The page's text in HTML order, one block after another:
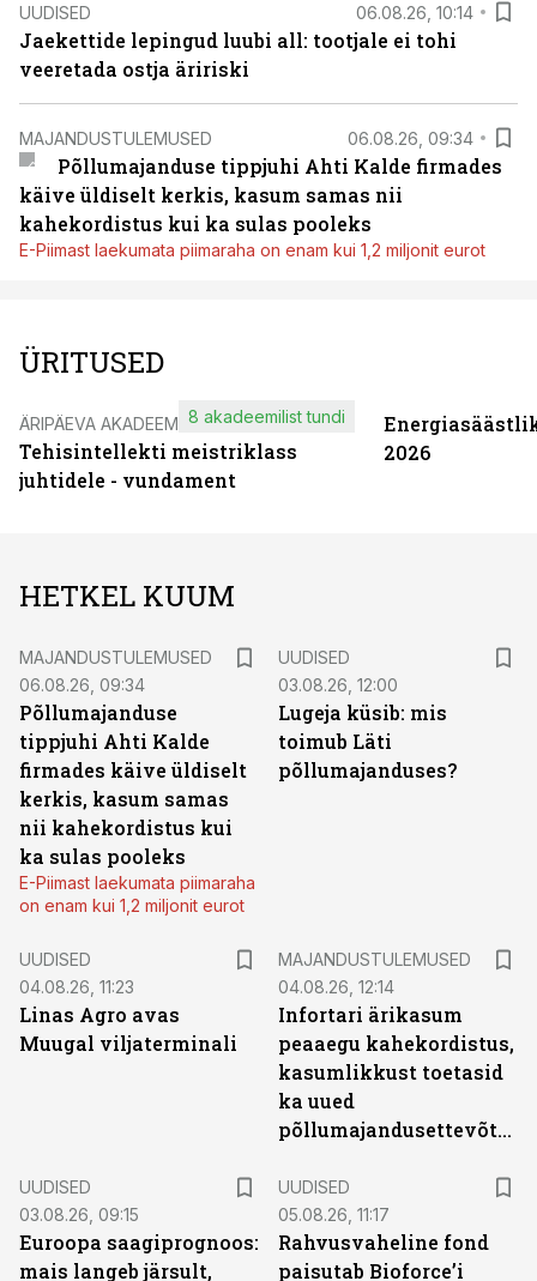
UUDISED 06.08.26, 10:14
Jaekettide lepingud luubi all: tootjale ei tohi
veeretada ostja äririski
MAJANDUSTULEMUSED 06.08.26, 09:34
Põllumajanduse tippjuhi Ahti Kalde firmades
käive üldiselt kerkis, kasum samas nii
kahekordistus kui ka sulas pooleks
E-Piimast laekumata piimaraha on enam kui 1,2 miljonit eurot
ÜRITUSED
ÄRIPÄEVA AKADEEMIA
Tehisintellekti meistriklass
juhtidele - vundament
8 akadeemilist tundi
2026
HETKEL KUUM
MAJANDUSTULEMUSED
06.08.26, 09:34
Põllumajanduse
tippjuhi Ahti Kalde
firmades käive üldiselt
kerkis, kasum samas
nii kahekordistus kui
ka sulas pooleks
E-Piimast laekumata piimaraha
on enam kui 1,2 miljonit eurot
UUDISED
03.08.26, 12:00
Lugeja küsib: mis
toimub Läti
põllumajanduses?
UUDISED
04.08.26, 11:23
Linas Agro avas
Muugal viljaterminali
MAJANDUSTULEMUSED
04.08.26, 12:14
Infortari ärikasum
peaaegu kahekordistus,
kasumlikkust toetasid
ka uued
põllumajandusettevõtted
UUDISED
03.08.26, 09:15
Euroopa saagiprognoos:
mais langeb järsult,
UUDISED
05.08.26, 11:17
Rahvusvaheline fond
paisutab Bioforce’i